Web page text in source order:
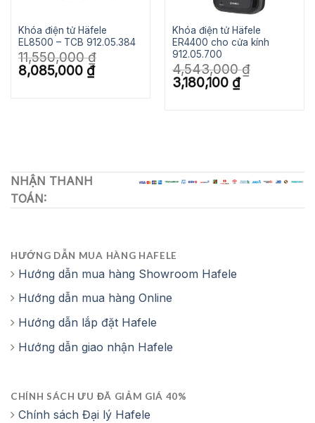
+ Được trang bị chìa khóa cơ cho các trường hợp
khẩn cấp.
+ Có thể sử dụng nguồn điện sạc dự phòng 9V trong
trường hợp khẩn cấp.
Khóa điện tử Häfele
EL8500 – TCB 912.05.384
11,550,000₫
Giá
gốc
8,085,000 ₫Giá
hiện
Khóa điện tử Häfele
ER4400 cho cửa kính
912.05.700
4,543,000₫
Giá
gốc
3,180,100 ₫Giá
hiện
NHẬN THANH
TOÁN:
HƯỚNG DẪN MUA HÀNG HAFELE
Hướng dẫn mua hàng Showroom Hafele
Hướng dẫn mua hàng Online
Hướng dẫn lắp đặt Hafele
Hướng dẫn giao nhận Hafele
CHÍNH SÁCH ƯU ĐÃ GIẢM GIÁ 40%
Chính sách Đại lý Hafele